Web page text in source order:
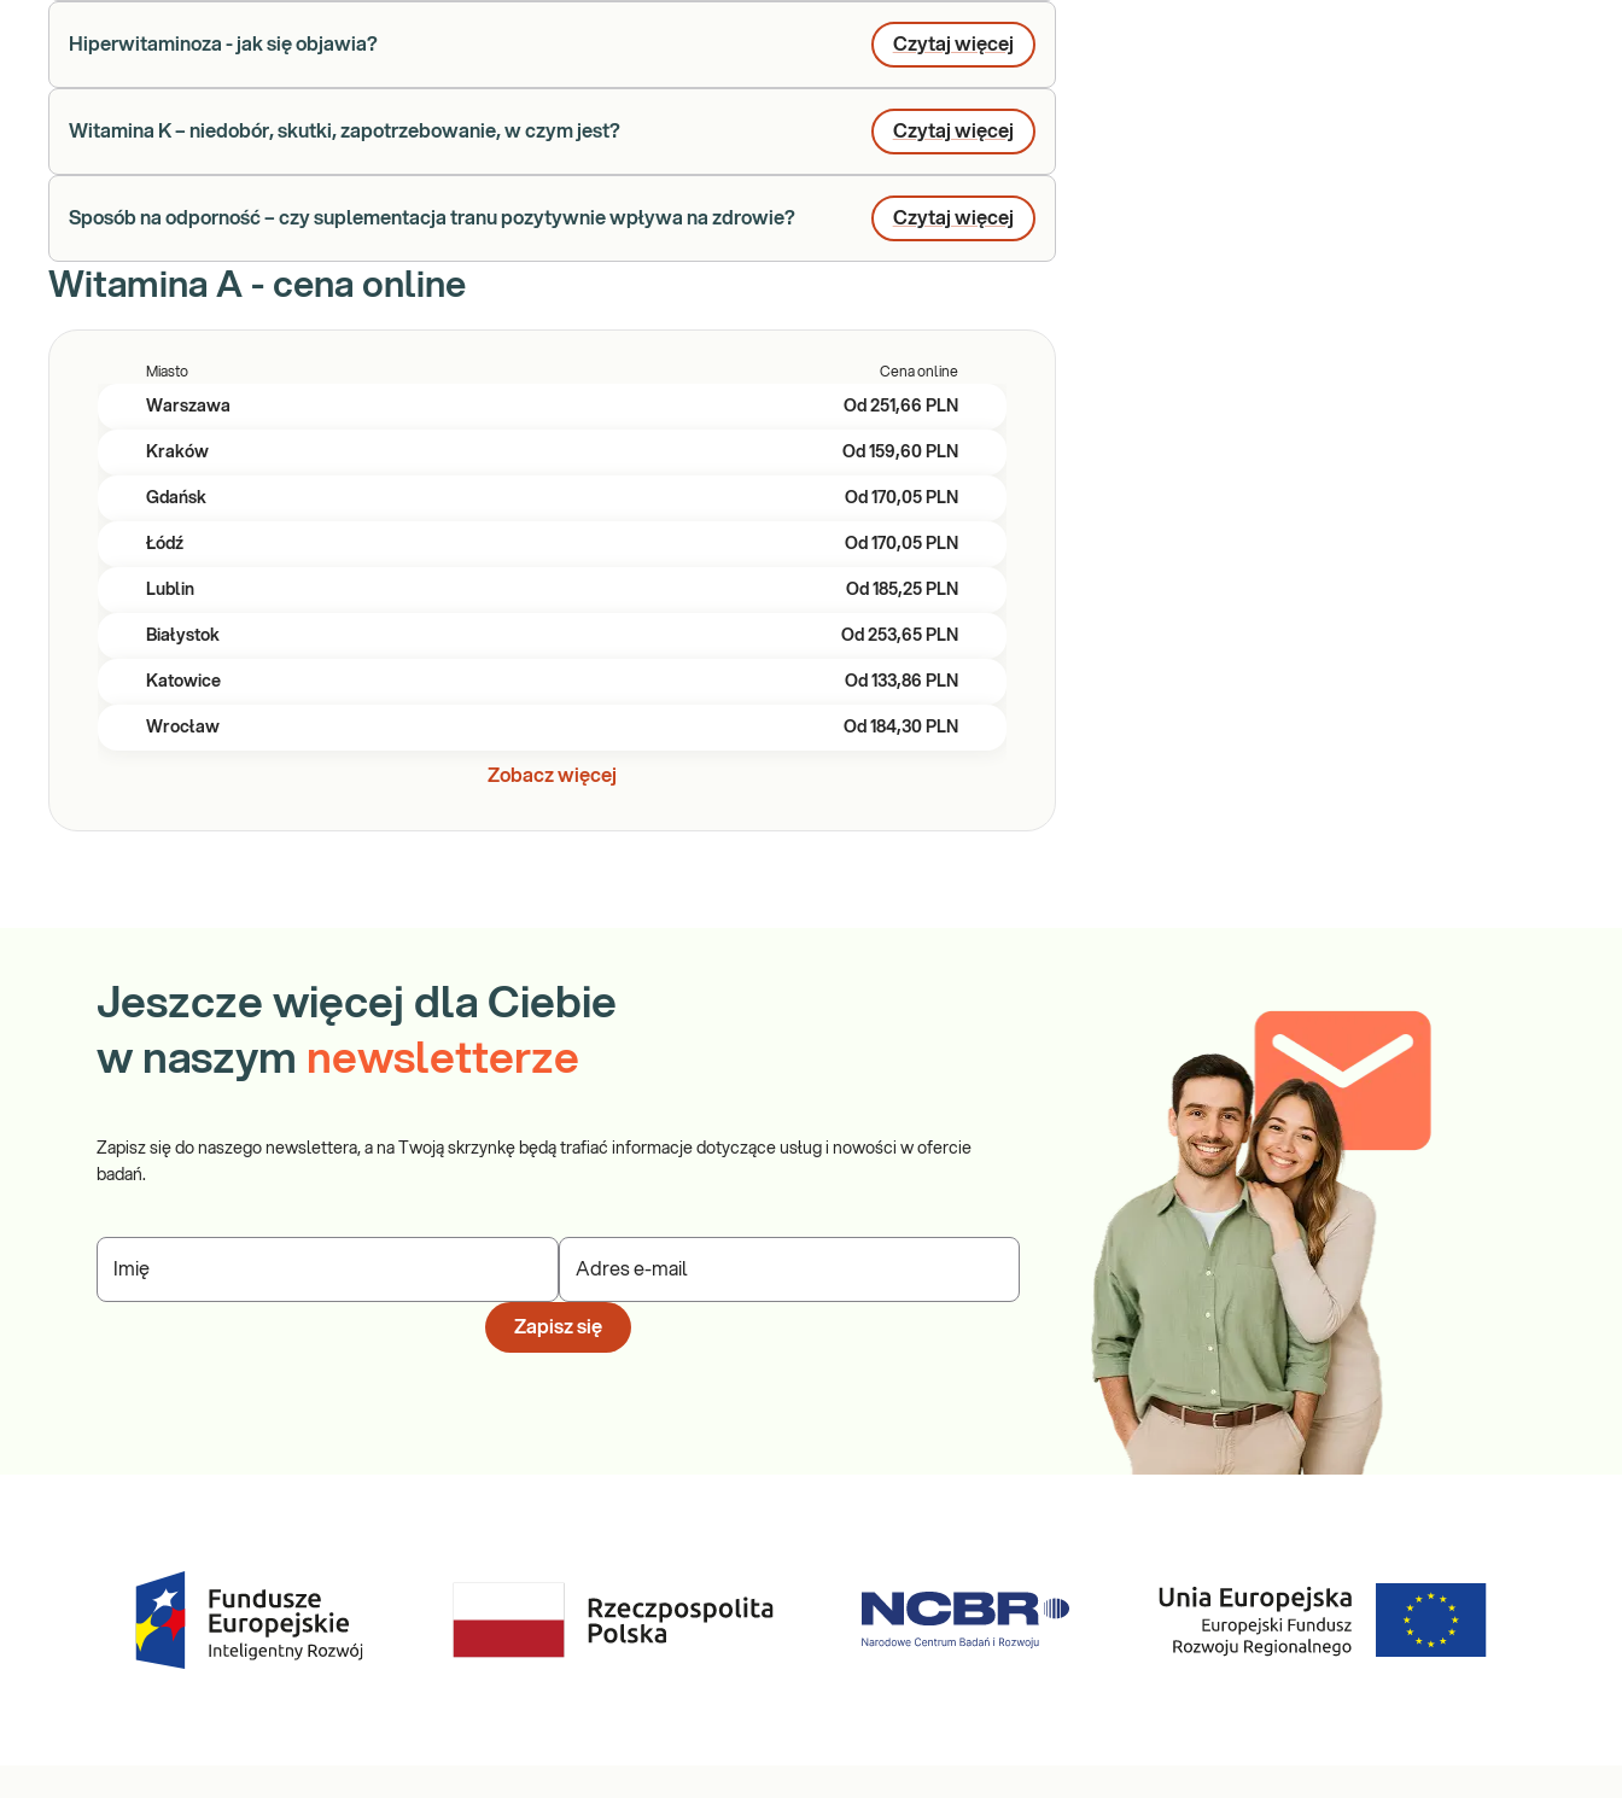
Hiperwitaminoza - jak się objawia? Czytaj więcej
Witamina K – niedobór, skutki, zapotrzebowanie, w czym jest? Czytaj więcej
Sposób na odporność – czy suplementacja tranu pozytywnie wpływa na zdrowie? Czytaj więcej
Witamina A - cena online
Miasto Cena online
Warszawa Od 251,66 PLN
Kraków Od 159,60 PLN
Gdańsk Od 170,05 PLN
Łódź Od 170,05 PLN
Lublin Od 185,25 PLN
Białystok Od 253,65 PLN
Katowice Od 133,86 PLN
Wrocław Od 184,30 PLN
Zobacz więcej
Jeszcze więcej dla Ciebie
w naszym newsletterze
Zapisz się do naszego newslettera, a na Twoją skrzynkę będą trafiać informacje dotyczące usług i nowości w ofercie
badań.
Imię Adres e-mail
Zapisz się